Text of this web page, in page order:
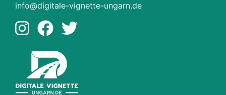
info@digitale-vignette-ungarn.de